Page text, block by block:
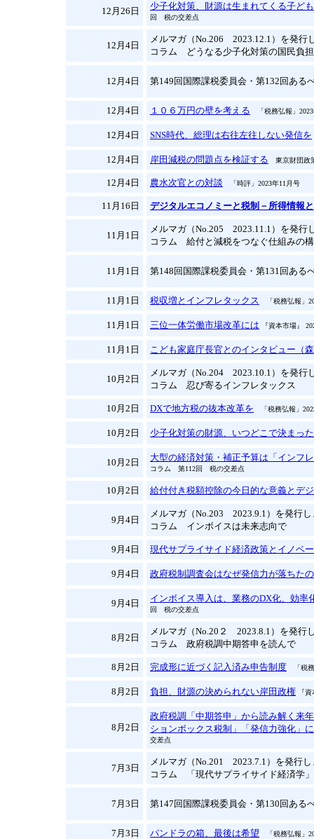
12月26日 少子化対策、財源は生まれてくる子ど
回 税の交差点
12月4日
メルマガ（No.206 2023.12.1）を発行
コラム どうなる少子化対策の国民負担
12月4日 第149回国際課税委員会・第132回ある
12月4日 １０６万円の壁を考える 「税務弘報」2023
12月4日 SNS時代、総理は右往左往しない発信を
12月4日 岸田減税の問題点を検証する 東京財団政
12月4日 農水次官との対談 「時評」2023年11月号
11月16日 デジタルエコノミーと税制－所得情報
11月1日
メルマガ（No.205 2023.11.1）を発行
コラム 給付と減税をつなぐ仕組みの
11月1日 第148回国際課税委員会・第131回ある
11月1日 税収増とインフレタックス 「税務弘報」
11月1日 三位一体労働市場改革には 『資本市場』
11月1日 こども家庭庁長官とのインタビュー（
10月2日
メルマガ（No.204 2023.10.1）を発行
コラム 忍び寄るインフレタックス
10月2日 DXで地方税の抜本改革を 「税務弘報」
10月2日 少子化対策の財源、いつどこで決まっ
10月2日 大型の経済対策・補正予算は「インフ
コラム 第112回 税の交差点
10月2日 給付付き税額控除の今日的な意義とデ
9月4日
メルマガ（No.203 2023.9.1）を発行し
コラム インボイスは未来志向で
9月4日 現代サプライサイド経済政策とイノベ
9月4日 政府税制調査会はなぜ発信力が落ちた
9月4日 インボイス導入は、業務のDX化、効率
回 税の交差点
8月2日
メルマガ（No.20２ 2023.8.1）を発行
コラム 政府税調中期答申を読んで
8月2日 完成形に近づく記入済み申告制度 「税務
8月2日 負担、財源の決められない岸田政権 『
8月2日
政府税調「中期答申」から読み解く来
ションボックス税制」「発信力強化」
交差点
7月3日
メルマガ（No.201 2023.7.1）を発行し
コラム 「現代サプライサイド経済学
7月3日 第147回国際課税委員会・第130回ある
7月3日 パンドラの箱、最後は希望 「税務弘報」